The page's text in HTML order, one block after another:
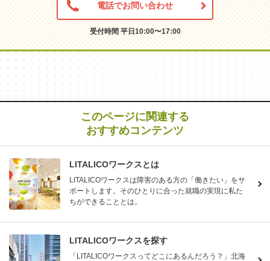
電話でお問い合わせ
受付時間 平日10:00〜17:00
このページに関連する
おすすめコンテンツ
LITALICOワークスとは
LITALICOワークスは障害のある方の「働きたい」をサ
ポートします。そのひとりに合った就職の実現に私た
ちができることとは。
LITALICOワークスを探す
「LITALICOワークスってどこにあるんだろう？」北海